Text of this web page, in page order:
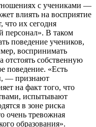
с учениками —
влиять на восприятие
что их сегодня
В таком
поведение учеников,
воспринимать
собственную
поведение. «Есть
— признают
на факт того, что
испытывают
в зоне риска
очень тревожная
образования».